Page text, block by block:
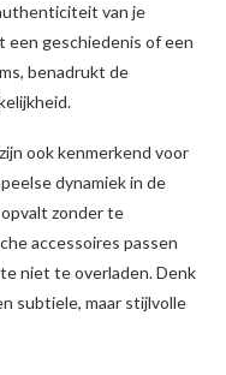
van je
een geschiedenis of een
benadrukt de
ook kenmerkend voor
dynamiek in de
zonder te
accessoires passen
niet te overladen. Denk
subtiele, maar stijlvolle